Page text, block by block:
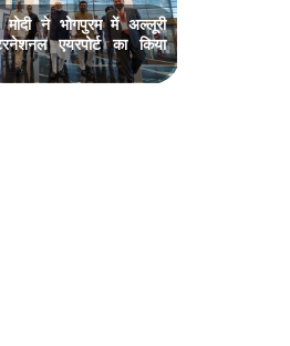
मोदी ने भोगपुरम में अल्लूरी
एयरपोर्ट का किया